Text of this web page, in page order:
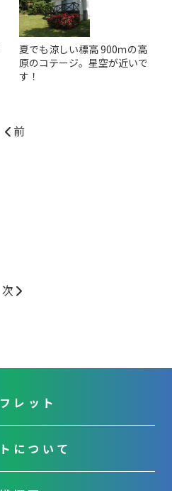
夏でも涼しい標高 900ｍの高
原のコテージ。星空が近いで
す！
前
次
レット
について